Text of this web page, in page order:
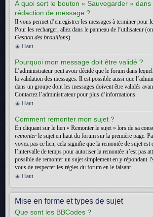
À quoi sert le bouton « Sauvegarder »
rédaction de message ?
Il vous permet d’enregistrer les messages à terminer pour
Pour les recharger, allez dans le panneau de l’utilisateur
Gestion des brouillons).
Haut
Pourquoi mon message doit être validé ?
L’administrateur peut avoir décidé que le forum dans
la validation des messages. Il est possible aussi que
dans un groupe dont les messages doivent être validés
Contactez l’administrateur pour plus d’informations.
Haut
Comment remonter mon sujet ?
En cliquant sur le lien « Remonter le sujet » lors de sa
remonter le sujet en haut du forum sur la première page.
voyez pas ce lien, cela signifie que la remontée de sujet est
l’intervalle de temps pour autoriser la remontée n’est pas
possible de remonter un sujet simplement en y répondant.
vous de respecter les règles du forum en le faisant.
Haut
Mise en forme et types de sujet
Que sont les BBCodes ?